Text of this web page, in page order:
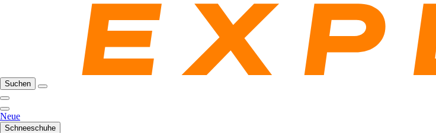
Suchen
Neue
Schneeschuhe